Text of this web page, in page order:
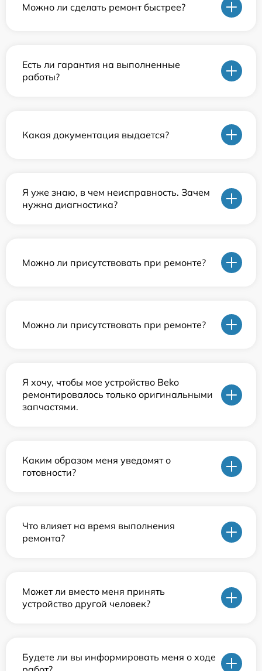
Можно ли сделать ремонт быстрее?
Есть ли гарантия на выполненные
работы?
Какая документация выдается?
Я уже знаю, в чем неисправность. Зачем
нужна диагностика?
Можно ли присутствовать при ремонте?
Можно ли присутствовать при ремонте?
Я хочу, чтобы мое устройство Beko
ремонтировалось только оригинальными
запчастями.
Каким образом меня уведомят о
готовности?
Что влияет на время выполнения
ремонта?
Может ли вместо меня принять
устройство другой человек?
Будете ли вы информировать меня о ходе